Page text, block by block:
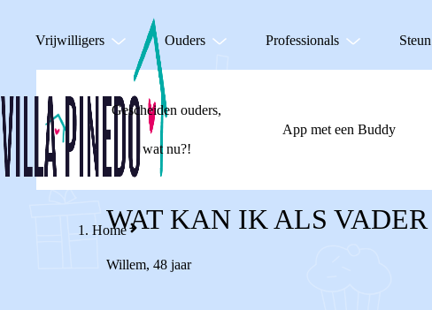
Vrijwilligers Ouders Professionals
Gescheiden ouders,
wat nu?!
App met een Buddy
Home
WAT KAN IK ALS VADER
Willem, 48 jaar